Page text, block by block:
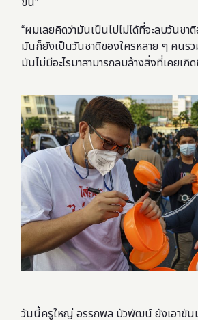
“ผมเลยคิดว่ามันเป็นไปไม่ได้ที่จะลบวันช
มันก็ยังเป็นวันชาติของใครหลาย ๆ คนรว
มันไม่มีอะไรมาสามารถลบล้างสิ่งที่เคยเกิด
วันนี้ครูใหญ่ อรรถพล บัวพัฒน์ ยังเอาขัน